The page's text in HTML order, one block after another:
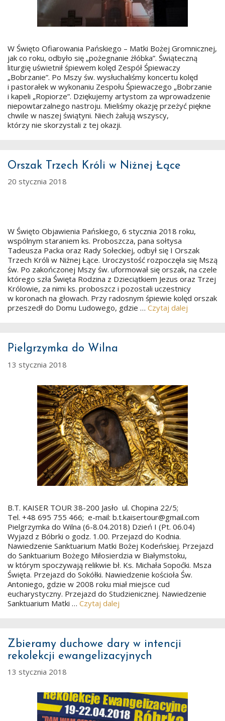
W Święto Ofiarowania Pańskiego – Matki Bożej Gromnicznej,
jak co roku, odbyło się „pożegnanie żłóbka”. Świąteczną
liturgię uświetnił śpiewem kolęd Zespół Śpiewaczy
„Bobrzanie”. Po Mszy św. wysłuchaliśmy koncertu kolęd
i pastorałek w wykonaniu Zespołu Śpiewaczego „Bobrzanie
i kapeli „Ropiorze”. Dziękujemy artystom za wprowadzenie
niepowtarzalnego nastroju. Mieliśmy okazję przeżyć piękne
chwile w naszej świątyni. Niech żałują wszyscy,
którzy nie skorzystali z tej okazji.
Orszak Trzech Króli w Niżnej Łące
20 stycznia 2018
W Święto Objawienia Pańskiego, 6 stycznia 2018 roku,
wspólnym staraniem ks. Proboszcza, pana sołtysa
Tadeusza Packa oraz Rady Sołeckiej, odbył się I Orszak
Trzech Króli w Niżnej Łące. Uroczystość rozpoczęła się Mszą
św. Po zakończonej Mszy św. uformował się orszak, na czele
którego szła Święta Rodzina z Dzieciątkiem Jezus oraz Trzej
Królowie, za nimi ks. proboszcz i pozostali uczestnicy
w koronach na głowach. Przy radosnym śpiewie kolęd orszak
przeszedł do Domu Ludowego, gdzie … Czytaj dalej
Pielgrzymka do Wilna
13 stycznia 2018
B.T. KAISER TOUR 38-200 Jasło ul. Chopina 22/5;
Tel. +48 695 755 466; e-mail: b.t.kaisertour@gmail.com
Pielgrzymka do Wilna (6-8.04.2018) Dzień I (Pt. 06.04)
Wyjazd z Bóbrki o godz. 1.00. Przejazd do Kodnia.
Nawiedzenie Sanktuarium Matki Bożej Kodeńskiej. Przejazd
do Sanktuarium Bożego Miłosierdzia w Białymstoku,
w którym spoczywają relikwie bł. Ks. Michała Sopoćki. Msza
Święta. Przejazd do Sokółki. Nawiedzenie kościoła Św.
Antoniego, gdzie w 2008 roku miał miejsce cud
eucharystyczny. Przejazd do Studzienicznej. Nawiedzenie
Sanktuarium Matki … Czytaj dalej
Zbieramy duchowe dary w intencji
rekolekcji ewangelizacyjnych
13 stycznia 2018